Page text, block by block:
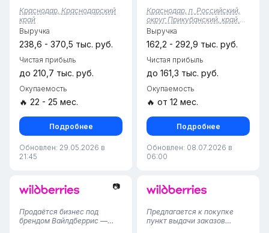
высоким трафиком.• Срок
работы: 1,5 года (стабильный
прибыльный актив).•
Собственник: Те...
Краснодар, Краснодарский
край
Выручка
238,6 - 370,5 тыс. руб.
Чистая прибыль
до 210,7 тыс. руб.
Окупаемость
🔥 22 - 25 мес.
Подробнее
Обновлен: 29.05.2026 в
21:45
метров и командой из трех
сотрудников, мы
обеспечиваем качественное
обслуживание и
комфортны...
Краснодар, п. Российский,
округ Прикубанский, край.
Краснодарский
Выручка
162,2 - 292,9 тыс. руб.
Чистая прибыль
до 161,3 тыс. руб.
Окупаемость
🔥 от 12 мес.
Подробнее
Обновлен: 08.07.2026 в
06:00
📷
Продаётся бизнес под
брендом Вайлдберрис —
Предлагается к покупке
пункт выдачи заказов